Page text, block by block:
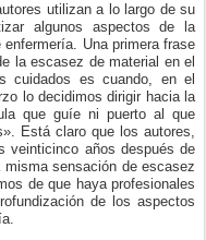
utilizan a lo largo de su
algunos aspectos de la
Una primera frase
la escasez de material en el
cuidados es cuando, en el
lo decidimos dirigir hacia la
que guíe ni puerto al que
Está claro que los autores,
veinticinco años después de
sensación de escasez
de que haya profesionales
de los aspectos